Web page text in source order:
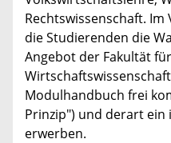
Rechtswissenschaft.
die Studierenden die
Angebot der Fakultät für
Modulhandbuch frei
Prinzip") und derart ein
erwerben.